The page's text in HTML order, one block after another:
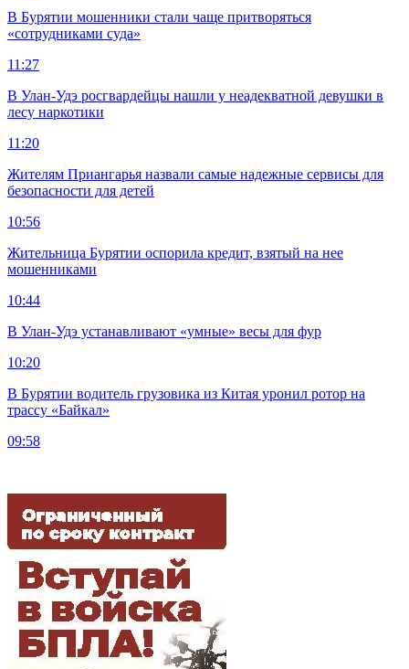
В Бурятии мошенники стали чаще притворяться
«сотрудниками суда»
11:27
В Улан-Удэ росгвардейцы нашли у неадекватной девушки в
лесу наркотики
11:20
Жителям Приангарья назвали самые надежные сервисы для
безопасности для детей
10:56
Жительница Бурятии оспорила кредит, взятый на нее
мошенниками
10:44
В Улан-Удэ устанавливают «умные» весы для фур
10:20
В Бурятии водитель грузовика из Китая уронил ротор на
трассу «Байкал»
09:58